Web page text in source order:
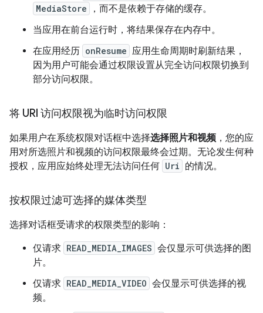
MediaStore
，而不是依赖于存储的缓存。
当应用在前台运行时，将结果保存在内存中。
在应用经历 onResume 应用生命周期时刷新结果，
因为用户可能会通过权限设置从完全访问权限切换到
部分访问权限。
将 URI 访问权限视为临时访问权限
如果用户在系统权限对话框中选择选择照片和视频 ，您的应
用对所选照片和视频的访问权限最终会过期。无论发生何种
授权，应用应始终处理无法访问任何 Uri 的情况。
按权限过滤可选择的媒体类型
选择对话框受请求的权限类型的影响：
仅请求 READ_MEDIA_IMAGES 会仅显示可供选择的图
片。
仅请求 READ_MEDIA_VIDEO 会仅显示可供选择的视
频。